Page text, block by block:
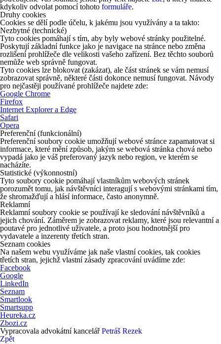
kdykoliv odvolat pomocí tohoto formuláře.
Druhy cookies
Cookies se dělí podle účelu, k jakému jsou využívány a ta takto:
Nezbytné (technické)
Tyto cookies pomáhají s tím, aby byly webové stránky použitelné.
Poskytují základní funkce jako je navigace na stránce nebo změna
rozlišení prohlížeče dle velikosti vašeho zařízení. Bez těchto souborů
nemůže web správně fungovat.
Tyto cookies lze blokovat (zakázat), ale část stránek se vám nemusí
zobrazovat správně, některé části dokonce nemusí fungovat. Návody
pro nejčastěji používané prohlížeče najdete zde:
Google Chrome
Firefox
Internet Explorer a Edge
Safari
Opera
Preferenční (funkcionální)
Preferenční soubory cookie umožňují webové stránce zapamatovat si
informace, které mění způsob, jakým se webová stránka chová nebo
vypadá jako je váš preferovaný jazyk nebo region, ve kterém se
nacházíte.
Statistické (výkonnostní)
Tyto soubory cookie pomáhají vlastníkům webových stránek
porozumět tomu, jak návštěvníci interagují s webovými stránkami tím,
že shromažďují a hlásí informace, často anonymně.
Reklamní
Reklamní soubory cookie se používají ke sledování návštěvníků a
jejich chování. Záměrem je zobrazovat reklamy, které jsou relevantní a
poutavé pro jednotlivé uživatele, a proto jsou hodnotnější pro
vydavatele a inzerenty třetích stran.
Seznam cookies
Na našem webu využíváme jak naše vlastní cookies, tak cookies
třetích stran, jejichž vlastní zásady zpracování uvádíme zde:
Facebook
Google
LinkedIn
Seznam
Smartlook
Smartsupp
Heureka.cz
Zbozi.cz
Vypracovala advokátní kancelářPetráš Rezek
Zpět